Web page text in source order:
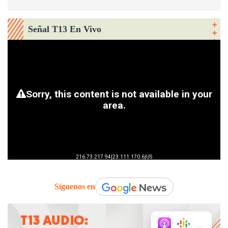
Señal T13 En Vivo
Síguenos en